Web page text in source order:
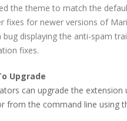
the theme to match the
fixes for newer versions of
bug displaying the anti-spam
fixes.
Upgrade
can upgrade the extension
from the command line using